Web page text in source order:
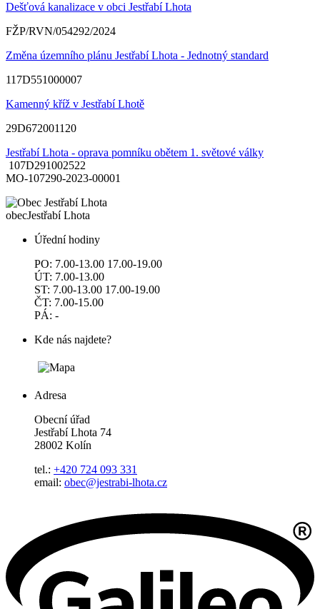
Dešťová kanalizace v obci Jestřabí Lhota
FŽP/RVN/054292/2024
Změna územního plánu Jestřabí Lhota - Jednotný standard
117D551000007
Kamenný kříž v Jestřabí Lhotě
29D672001120
Jestřabí Lhota - oprava pomníku obětem 1. světové války
107D291002522
MO-107290-2023-00001
obecJestřabí Lhota
Úřední hodiny
PO: 7.00-13.00 17.00-19.00
ÚT: 7.00-13.00
ST: 7.00-13.00 17.00-19.00
ČT: 7.00-15.00
PÁ: -
Kde nás najdete?
Adresa
Obecní úřad
Jestřabí Lhota 74
28002 Kolín
tel.: +420 724 093 331
email: obec@jestrabi-lhota.cz